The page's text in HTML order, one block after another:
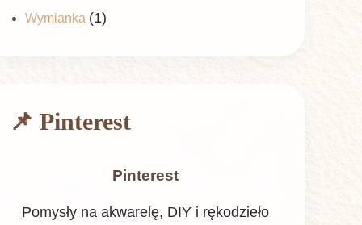
Wymianka (1)
📌 Pinterest
Pinterest
Pomysły na akwarelę, DIY i rękodzieło